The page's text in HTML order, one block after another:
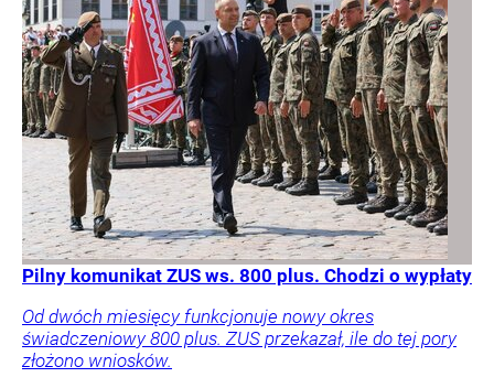
Pilny komunikat ZUS ws. 800 plus. Chodzi o wypłaty
Od dwóch miesięcy funkcjonuje nowy okres
świadczeniowy 800 plus. ZUS przekazał, ile do tej pory
złożono wniosków.